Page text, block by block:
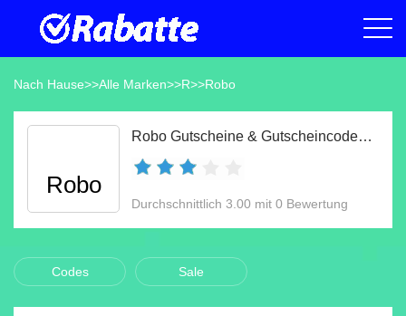
Nach Hause>>Alle Marken>>R>>Robo
Robo
Robo Gutscheine & Gutscheincodes Aug 2026
Durchschnittlich 3.00 mit 0 Bewertung
Codes Sale